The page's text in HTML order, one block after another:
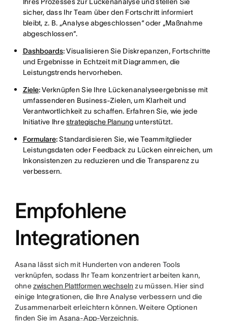
sicher, dass Ihr Team über den Fortschritt informiert
bleibt, z. B. „Analyse abgeschlossen“ oder „Maßnahme
abgeschlossen“.
Dashboards:Visualisieren Sie Diskrepanzen, Fortschritte
und Ergebnisse in Echtzeit mit Diagrammen, die
Leistungstrends hervorheben.
Ziele:Verknüpfen Sie Ihre Lückenanalyseergebnisse mit
umfassenderen Business-Zielen, um Klarheit und
Verantwortlichkeit zu schaffen. Erfahren Sie, wie jede
Initiative Ihrestrategische Planungunterstützt.
Formulare:Standardisieren Sie, wie Teammitglieder
Leistungsdaten oder Feedback zu Lücken einreichen, um
Inkonsistenzen zu reduzieren und die Transparenz zu
verbessern.
Empfohlene
Integrationen
Asana lässt sich mit Hunderten von anderen Tools
verknüpfen, sodass Ihr Team konzentriert arbeiten kann,
ohnezwischen Plattformen wechseln zu müssen. Hier sind
einige Integrationen, die Ihre Analyse verbessern und die
Zusammenarbeit erleichtern können. Weitere Optionen
finden Sie im Asana-App-Verzeichnis.